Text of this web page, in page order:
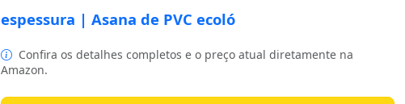
espessura | Asana de PVC ecoló
Confira os detalhes completos e o preço atual diretamente na
Amazon.